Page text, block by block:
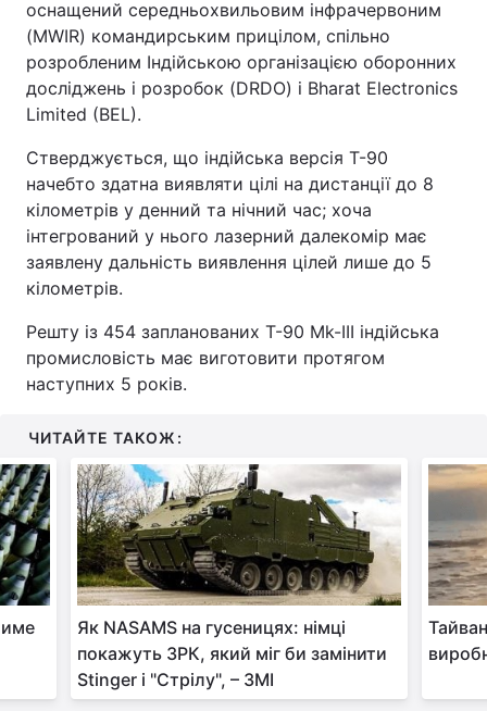
оснащений середньохвильовим інфрачервоним
(MWIR) командирським прицілом, спільно
розробленим Індійською організацією оборонних
досліджень і розробок (DRDO) і Bharat Electronics
Limited (BEL).
Стверджується, що індійська версія Т-90
начебто здатна виявляти цілі на дистанції до 8
кілометрів у денний та нічний час; хоча
інтегрований у нього лазерний далекомір має
заявлену дальність виявлення цілей лише до 5
кілометрів.
Решту із 454 запланованих Т-90 Mk-III індійська
промисловість має виготовити протягом
наступних 5 років.
ЧИТАЙТЕ ТАКОЖ:
Як NASAMS на гусеницях: німці
покажуть ЗРК, який міг би замінити
Stinger і "Стрілу", – ЗМІ